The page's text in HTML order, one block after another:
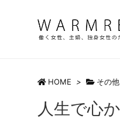
HOME > その他
人生で心